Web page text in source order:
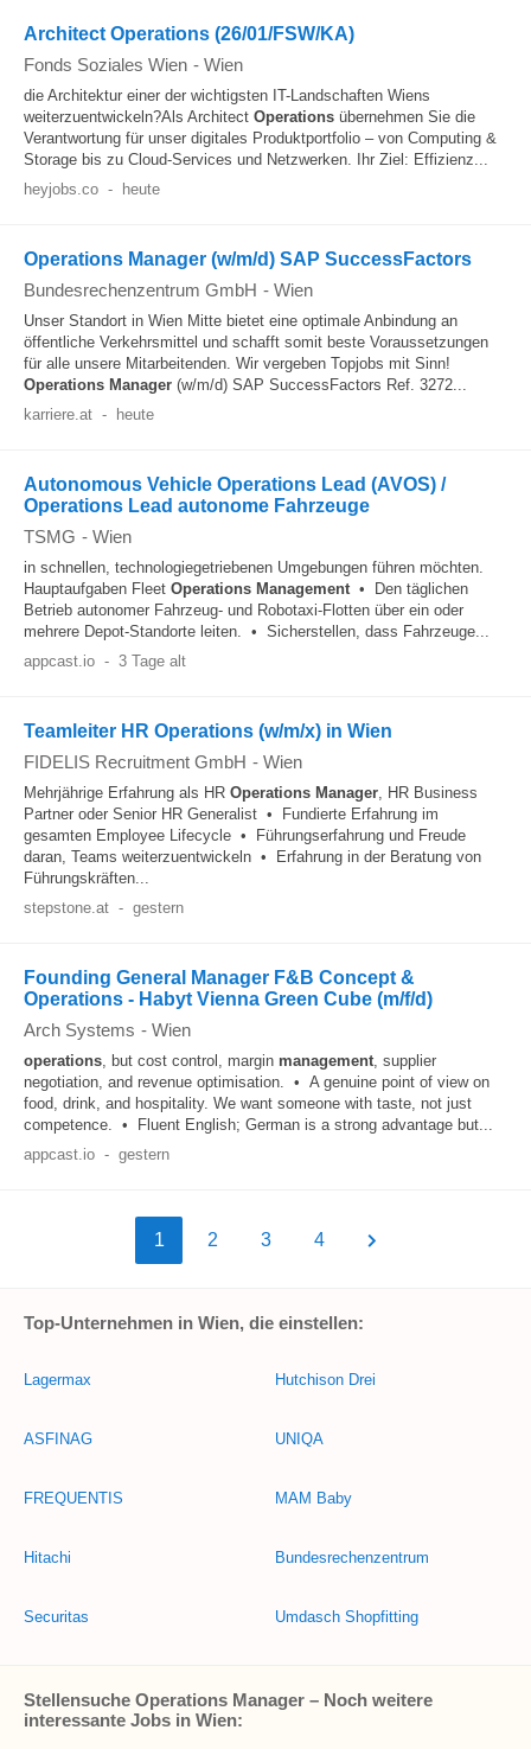
Architect Operations (26/01/FSW/KA)
Fonds Soziales Wien - Wien
die Architektur einer der wichtigsten IT-Landschaften Wiens
weiterzuentwickeln?Als Architect Operations übernehmen Sie die
Verantwortung für unser digitales Produktportfolio – von Computing &
Storage bis zu Cloud-Services und Netzwerken. Ihr Ziel: Effizienz...
heyjobs.co - heute
Operations Manager (w/m/d) SAP SuccessFactors
Bundesrechenzentrum GmbH - Wien
Unser Standort in Wien Mitte bietet eine optimale Anbindung an
öffentliche Verkehrsmittel und schafft somit beste Voraussetzungen
für alle unsere Mitarbeitenden. Wir vergeben Topjobs mit Sinn!
Operations Manager (w/m/d) SAP SuccessFactors Ref. 3272...
karriere.at - heute
Autonomous Vehicle Operations Lead (AVOS) /
Operations Lead autonome Fahrzeuge
TSMG - Wien
in schnellen, technologiegetriebenen Umgebungen führen möchten.
Hauptaufgaben Fleet Operations Management• Den täglichen
Betrieb autonomer Fahrzeug- und Robotaxi-Flotten über ein oder
mehrere Depot-Standorte leiten. • Sicherstellen, dass Fahrzeuge...
appcast.io - 3 Tage alt
Teamleiter HR Operations (w/m/x) in Wien
FIDELIS Recruitment GmbH - Wien
Mehrjährige Erfahrung als HR Operations Manager, HR Business
Partner oder Senior HR Generalist • Fundierte Erfahrung im
gesamten Employee Lifecycle • Führungserfahrung und Freude
daran, Teams weiterzuentwickeln • Erfahrung in der Beratung von
Führungskräften...
stepstone.at - gestern
Founding General Manager F&B Concept &
Operations - Habyt Vienna Green Cube (m/f/d)
Arch Systems - Wien
operations, but cost control, margin management, supplier
negotiation, and revenue optimisation. • A genuine point of view on
food, drink, and hospitality. We want someone with taste, not just
competence. • Fluent English; German is a strong advantage but...
appcast.io - gestern
1 2 3 4
Top-Unternehmen in Wien, die einstellen:
Lagermax
ASFINAG
FREQUENTIS
Hitachi
Securitas
Hutchison Drei
UNIQA
MAM Baby
Bundesrechenzentrum
Umdasch Shopfitting
Stellensuche Operations Manager – Noch weitere
interessante Jobs in Wien: